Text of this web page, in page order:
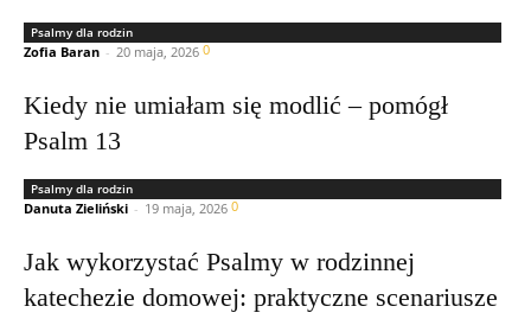
Psalmy dla rodzin
Zofia Baran - 20 maja, 2026 0
Kiedy nie umiałam się modlić – pomógł
Psalm 13
Psalmy dla rodzin
Danuta Zieliński - 19 maja, 2026 0
Jak wykorzystać Psalmy w rodzinnej
katechezie domowej: praktyczne scenariusze